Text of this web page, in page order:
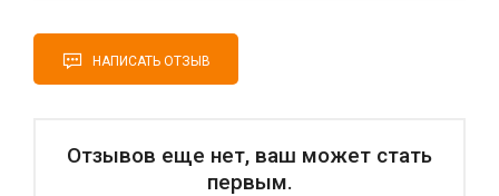
НАПИСАТЬ ОТЗЫВ
Отзывов еще нет, ваш может стать
первым.